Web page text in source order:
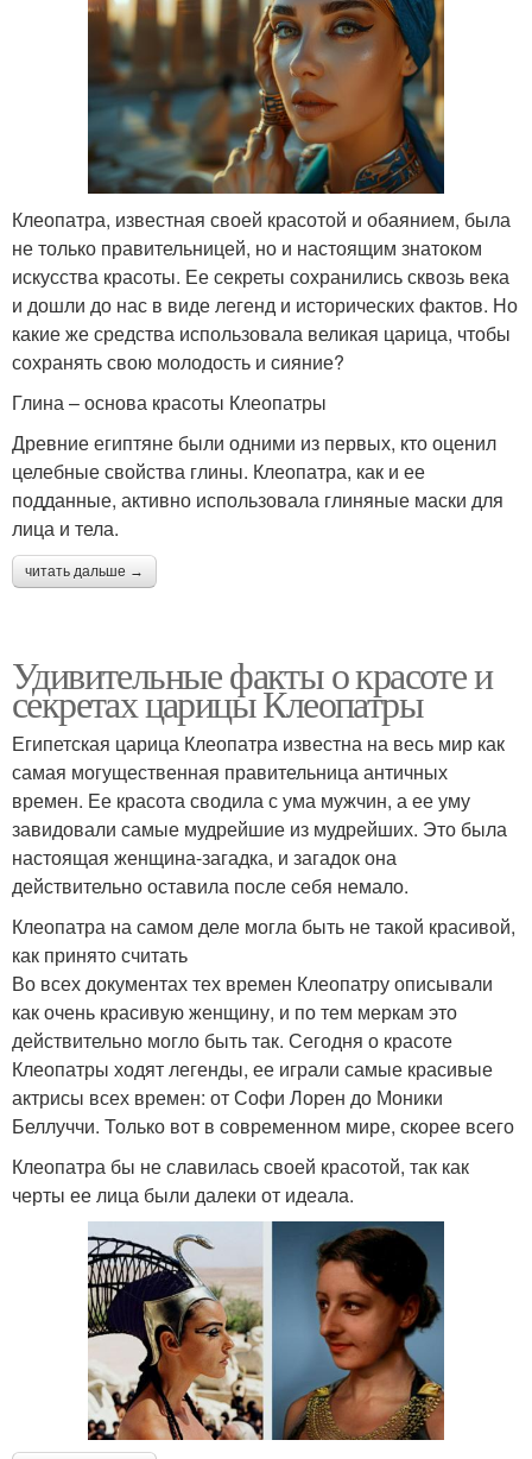
Клеопатра, известная своей красотой и обаянием, была
не только правительницей, но и настоящим знатоком
искусства красоты. Ее секреты сохранились сквозь века
и дошли до нас в виде легенд и исторических фактов. Но
какие же средства использовала великая царица, чтобы
сохранять свою молодость и сияние?
Глина – основа красоты Клеопатры
Древние египтяне были одними из первых, кто оценил
целебные свойства глины. Клеопатра, как и ее
подданные, активно использовала глиняные маски для
лица и тела.
читать дальше →
Удивительные факты о красоте и
секретах царицы Клеопатры
Египетская царица Клеопатра известна на весь мир как
самая могущественная правительница античных
времен. Ее красота сводила с ума мужчин, а ее уму
завидовали самые мудрейшие из мудрейших. Это была
настоящая женщина-загадка, и загадок она
действительно оставила после себя немало.
Клеопатра на самом деле могла быть не такой красивой,
как принято считать
Во всех документах тех времен Клеопатру описывали
как очень красивую женщину, и по тем меркам это
действительно могло быть так. Сегодня о красоте
Клеопатры ходят легенды, ее играли самые красивые
актрисы всех времен: от Софи Лорен до Моники
Беллуччи. Только вот в современном мире, скорее всего
Клеопатра бы не славилась своей красотой, так как
черты ее лица были далеки от идеала.